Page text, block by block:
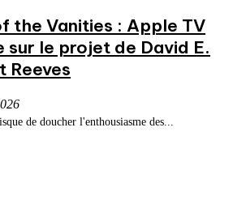
the Vanities : Apple TV
sur le projet de David E.
Reeves
de doucher l'enthousiasme des...